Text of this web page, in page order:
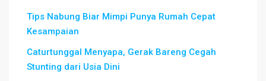
Tips Nabung Biar Mimpi Punya Rumah Cepat
Kesampaian
Caturtunggal Menyapa, Gerak Bareng Cegah
Stunting dari Usia Dini